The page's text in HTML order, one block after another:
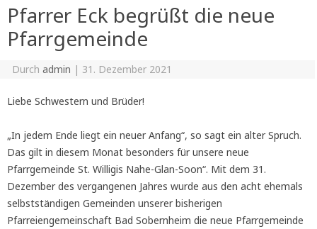
Pfarrer Eck begrüßt die neue
Pfarrgemeinde
Durch admin | 31. Dezember 2021
Liebe Schwestern und Brüder!
„In jedem Ende liegt ein neuer Anfang“, so sagt ein alter Spruch.
Das gilt in diesem Monat besonders für unsere neue
Pfarrgemeinde St. Willigis Nahe-Glan-Soon“. Mit dem 31.
Dezember des vergangenen Jahres wurde aus den acht ehemals
selbstständigen Gemeinden unserer bisherigen
Pfarreiengemeinschaft Bad Sobernheim die neue Pfarrgemeinde